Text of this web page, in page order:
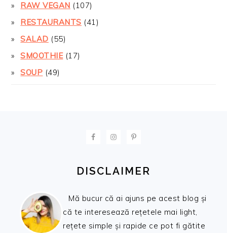
RAW VEGAN (107)
RESTAURANTS (41)
SALAD (55)
SMOOTHIE(17)
SOUP (49)
DISCLAIMER
Mă bucur că ai ajuns pe acest blog și
că te interesează rețetele mai light,
rețete simple și rapide ce pot fi gătite